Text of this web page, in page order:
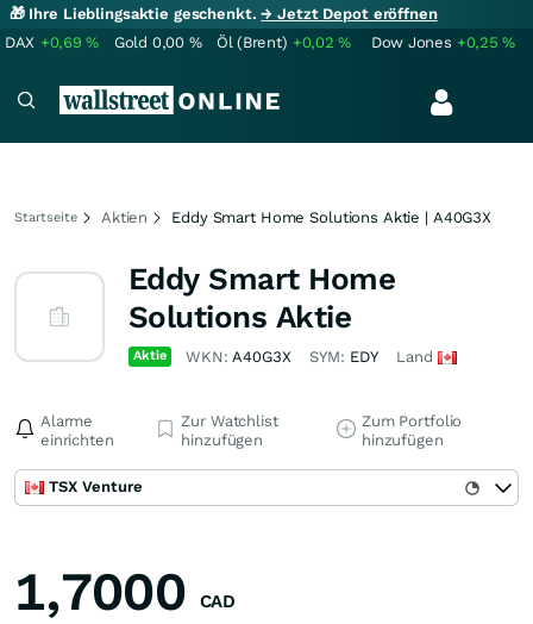
🎁 Ihre Lieblingsaktie geschenkt.→ Jetzt Depot eröffnen
DAX +0,69% Gold 0,00 % Öl (Brent) +0,02% Dow Jones +0,25%
Startseite Aktien Eddy Smart Home Solutions Aktie | A40G3X
Eddy Smart Home
Solutions Aktie
Aktie WKN:A40G3X SYM: EDY Land
Alarme
einrichten
Zur Watchlist
hinzufügen
Zum Portfolio
hinzufügen
TSX Venture
1,7000 CAD